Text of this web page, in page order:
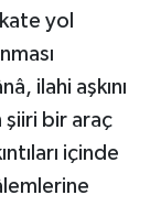
yol
ilahi aşkını
şiiri bir araç
içinde